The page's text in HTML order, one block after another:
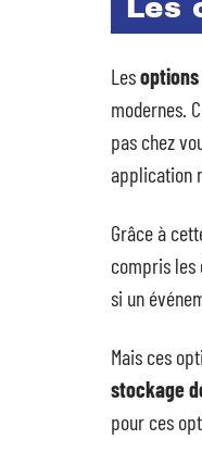
Les
Les
modernes.
pas chez
application
Grâce à
compris les
si un
Mais ces
stockage
pour ces